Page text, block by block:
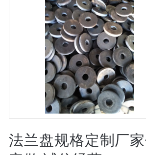
法兰盘规格定制厂